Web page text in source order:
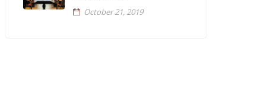
October 21, 2019